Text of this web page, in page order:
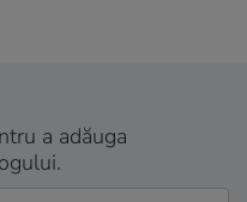
a adăuga